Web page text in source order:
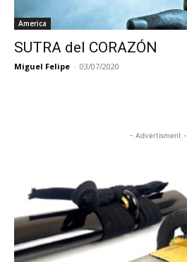
America
SUTRA del CORAZÓN
Miguel Felipe - 03/07/2020
- Advertisment -